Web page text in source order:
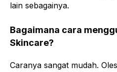
lain sebagainya.
Bagaimana cara
Skincare?
Caranya sangat mudah.